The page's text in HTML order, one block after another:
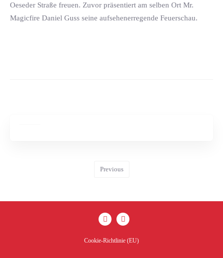
Oeseder Straße freuen. Zuvor präsentiert am selben Ort Mr.
Magicfire Daniel Guss seine aufsehenerregende Feuerschau.
Previous
Cookie-Richtlinie (EU)